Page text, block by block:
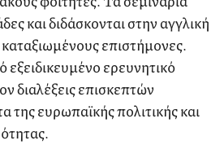
και διδάσκονται στην αγγλική
επιστήμονες.
ερευνητικό
διαλέξεις επισκεπτών
της ευρωπαϊκής πολιτικής και